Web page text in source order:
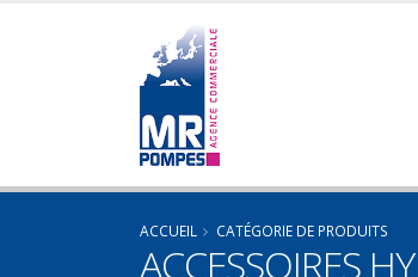
ACCUEIL CATÉGORIE DE PRODUITS
ACCESSOIRES